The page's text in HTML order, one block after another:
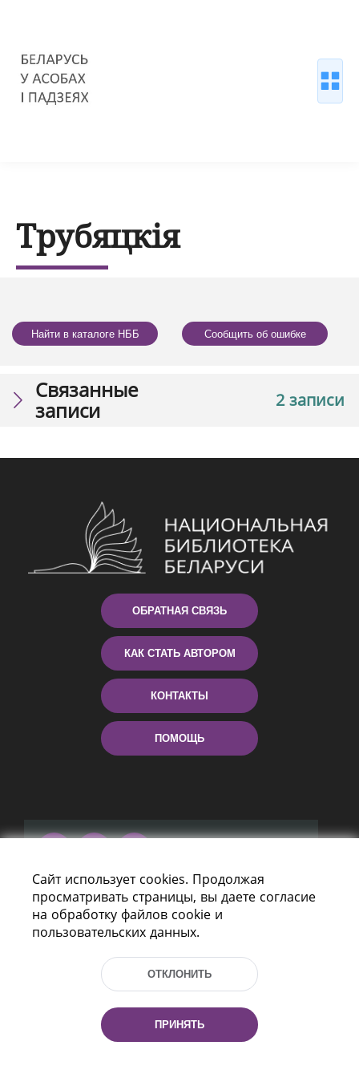
Трубяцкія
Найти в каталоге НББ Сообщить об ошибке
2 записи
Связанные
записи
ОБРАТНАЯ СВЯЗЬ
КАК СТАТЬ АВТОРОМ
КОНТАКТЫ
ПОМОЩЬ
Пр-т Независимости 116
г. Минск, Республика Беларусь, 220114
Тел.: (+375 17) 368 37 37, Факс: (+375 17)
Эл. почта: inbox@nlb.by
Все права защищены
Сайт использует cookies. Продолжая
просматривать страницы, вы даете согласие
на обработку файлов cookie и
пользовательских данных.
ОТКЛОНИТЬ
ПРИНЯТЬ